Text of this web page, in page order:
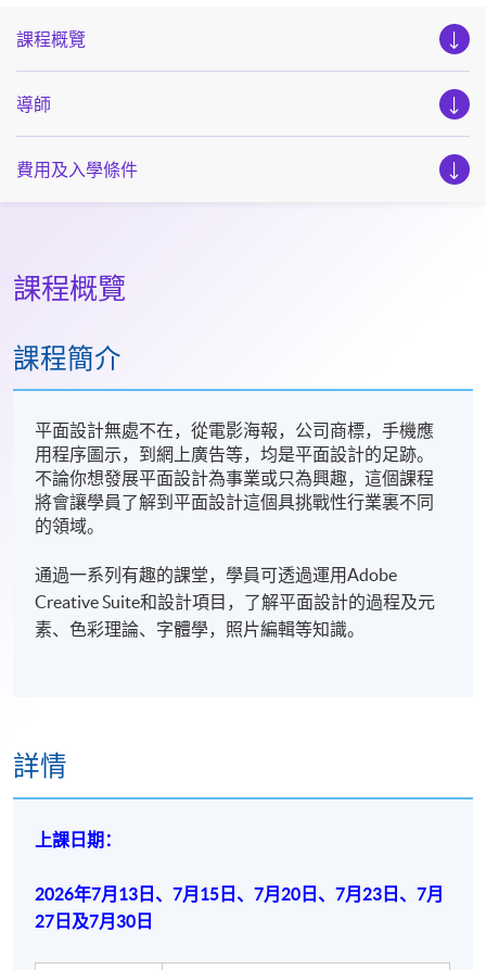
課程概覽
導師
費用及入學條件
課程概覽
課程簡介
平面設計無處不在，從電影海報，公司商標，手機應
用程序圖示，到網上廣告等，均是平面設計的足跡。
不論你想發展平面設計為事業或只為興趣，這個課程
將會讓學員了解到平面設計這個具挑戰性行業裏不同
的領域。
通過一系列有趣的課堂，學員可透過運用Adobe
Creative Suite和設計項目，了解平面設計的過程及元
素、色彩理論、字體學，照片編輯等知識。
詳情
上課日期：
2026年7月13日、7月15日、7月20日、7月23日、7月
27日 及7月30日